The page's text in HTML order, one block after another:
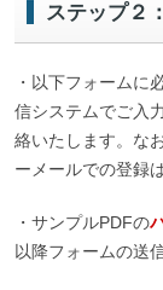
ステップ２
・以下フォームに
信システムでご入
絡いたします。な
ーメールでの登録
・サンプルPDFの
以降フォームの送